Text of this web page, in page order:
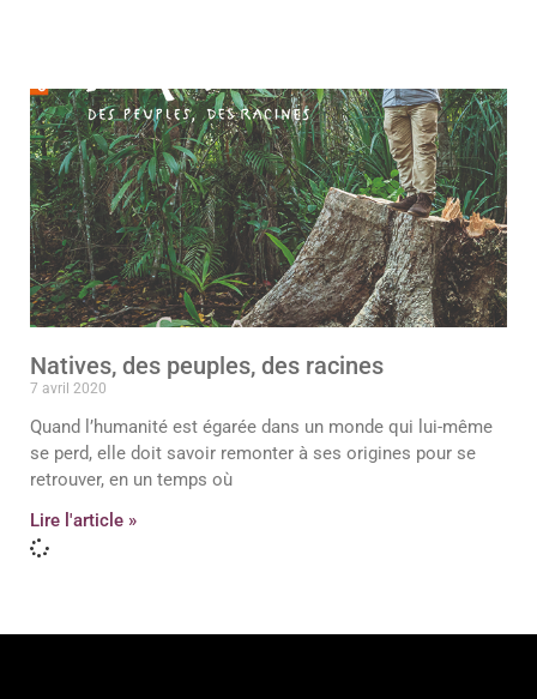
Natives, des peuples, des racines
7 avril 2020
Quand l’humanité est égarée dans un monde qui lui-même
se perd, elle doit savoir remonter à ses origines pour se
retrouver, en un temps où
Lire l'article »